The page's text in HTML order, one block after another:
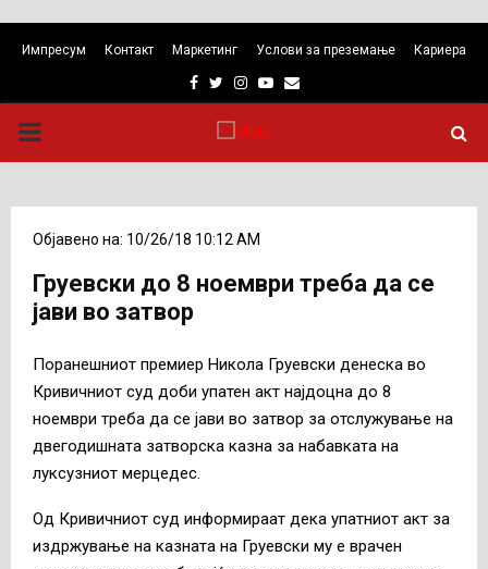
Импресум Контакт Маркетинг Услови за преземање Кариера
Facebook
TwitterInstagram
Youtube
Email
PRIMARY
Објавено на: 10/26/18 10:12 AM
Груевски до 8 ноември треба да се
јави во затвор
Поранешниот премиер Никола Груевски денеска во
Кривичниот суд доби упатен акт најдоцна до 8
ноември треба да се јави во затвор за отслужување на
двегодишната затворска казна за набавката на
луксузниот мерцедес.
Од Кривичниот суд информираат дека упатниот акт за
издржување на казната на Груевски му е врачен